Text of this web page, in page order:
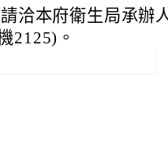
洽本府衛生局承辦
2125)。